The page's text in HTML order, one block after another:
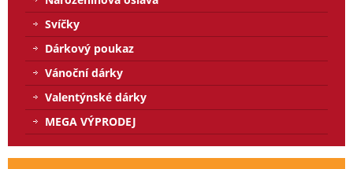
Svíčky
Dárkový poukaz
Vánoční dárky
Valentýnské dárky
MEGA VÝPRODEJ